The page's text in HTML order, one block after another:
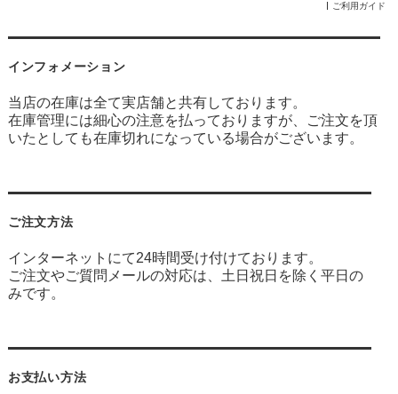
ご利用ガイド
インフォメーション
当店の在庫は全て実店舗と共有しております。
在庫管理には細心の注意を払っておりますが、ご注文を頂
いたとしても在庫切れになっている場合がございます。
ご注文方法
インターネットにて24時間受け付けております。
ご注文やご質問メールの対応は、土日祝日を除く平日の
みです。
お支払い方法